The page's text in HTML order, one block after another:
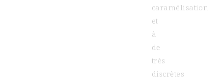
caramélisation
et
à
de
très
discrètes